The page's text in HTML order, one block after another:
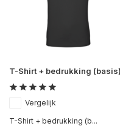
T-Shirt + bedrukking (basis)
Vergelijk
T-Shirt + bedrukking (b...